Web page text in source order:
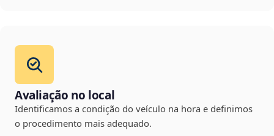
Avaliação no local
Identificamos a condição do veículo na hora e definimos
o procedimento mais adequado.